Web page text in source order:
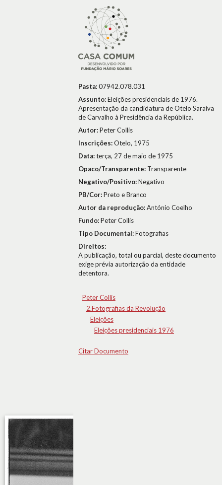
Pasta:07942.078.031
Assunto:Eleições presidenciais de 1976.
Apresentação da candidatura de Otelo Saraiva
de Carvalho à Presidência da República.
Autor:Peter Collis
Inscrições:Otelo, 1975
Data:terça, 27 de maio de 1975
Opaco/Transparente: Transparente
Negativo/Positivo:Negativo
PB/Cor:Preto e Branco
Autor da reprodução:António Coelho
Fundo:Peter Collis
Tipo Documental:Fotografias
Direitos:
A publicação, total ou parcial, deste documento
exige prévia autorização da entidade
detentora.
Peter Collis
2.Fotografias da Revolução
Eleições
Eleições presidenciais 1976
Citar Documento